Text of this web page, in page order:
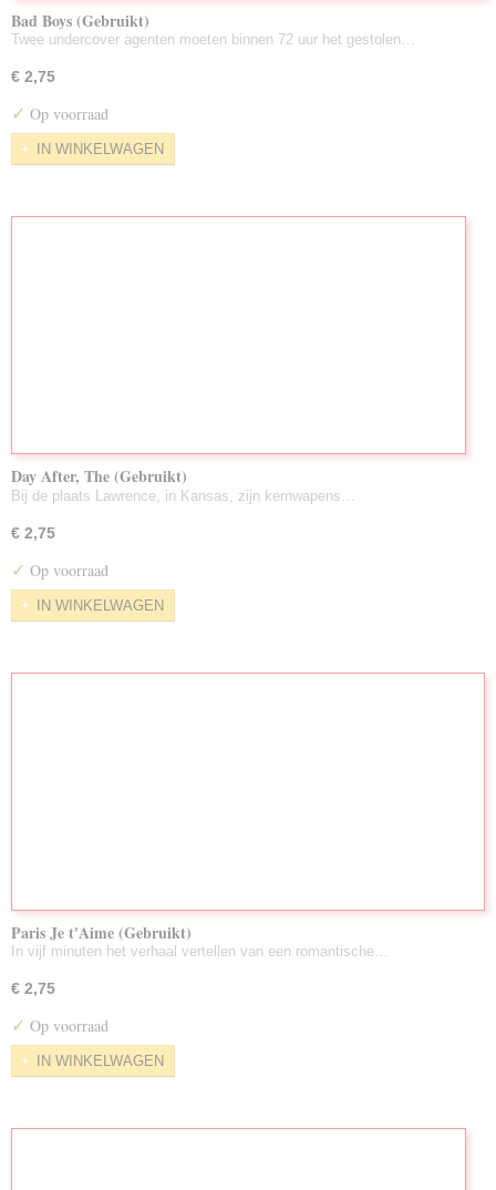
Bad Boys (Gebruikt)
Twee undercover agenten moeten binnen 72 uur het gestolen…
€ 2,75
✓ Op voorraad
IN WINKELWAGEN
Day After, The (Gebruikt)
Bij de plaats Lawrence, in Kansas, zijn kernwapens…
€ 2,75
✓ Op voorraad
IN WINKELWAGEN
Paris Je t'Aime (Gebruikt)
In vijf minuten het verhaal vertellen van een romantische…
€ 2,75
✓ Op voorraad
IN WINKELWAGEN